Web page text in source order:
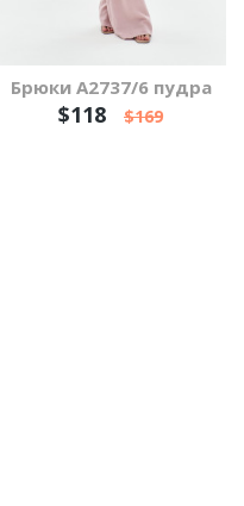
Брюки А2737/6 пудра
$118 $169